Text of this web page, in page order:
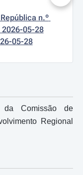
n.º
2026-05-28
05-28
da Comissão de
Regional